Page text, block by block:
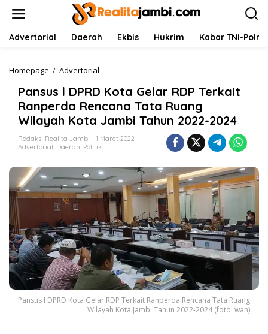
Advertorial Daerah Ekbis Hukrim Kabar TNI-Polri
Homepage / Advertorial
n
s
u
s
l
D
R
D
K
o
a
G
e
l
a
r
R
D
P
Pansus l DPRD Kota Gelar RDP Terkait
Ranperda Rencana Tata Ruang
Wilayah Kota Jambi Tahun 2022-2024
Redaksi Realita Jambi
1 Maret 2022
Advertorial, Daerah, Politik
Pansus l DPRD Kota Gelar RDP Terkait Ranperda Rencana Tata Ruang
Wilayah Kota Jambi Tahun 2022-2024 (foto: wan)